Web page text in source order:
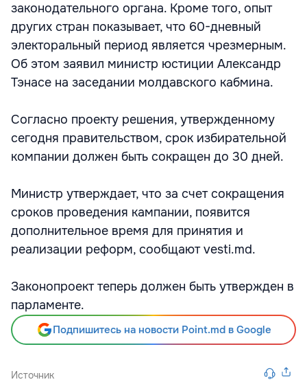
законодательного органа. Кроме того, опыт
других стран показывает, что 60-дневный
электоральный период является чрезмерным.
Об этом заявил министр юстиции Александр
Тэнасе на заседании молдавского кабмина.
Согласно проекту решения, утвержденному
сегодня правительством, срок избирательной
компании должен быть сокращен до 30 дней.
Министр утверждает, что за счет сокращения
сроков проведения кампании, появится
дополнительное время для принятия и
реализации реформ, сообщают vesti.md.
Законопроект теперь должен быть утвержден в
парламенте.
Подпишитесь на новости Point.md в Google
Источник